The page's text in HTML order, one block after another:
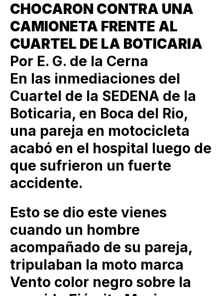
CHOCARON CONTRA UNA
CAMIONETA FRENTE AL
CUARTEL DE LA BOTICARIA
Por E. G. de la Cerna
En las inmediaciones del
Cuartel de la SEDENA de la
Boticaria, en Boca del Rio,
una pareja en motocicleta
acabó en el hospital luego de
que sufrieron un fuerte
accidente.
Esto se dio este vienes
cuando un hombre
acompañado de su pareja,
tripulaban la moto marca
Vento color negro sobre la